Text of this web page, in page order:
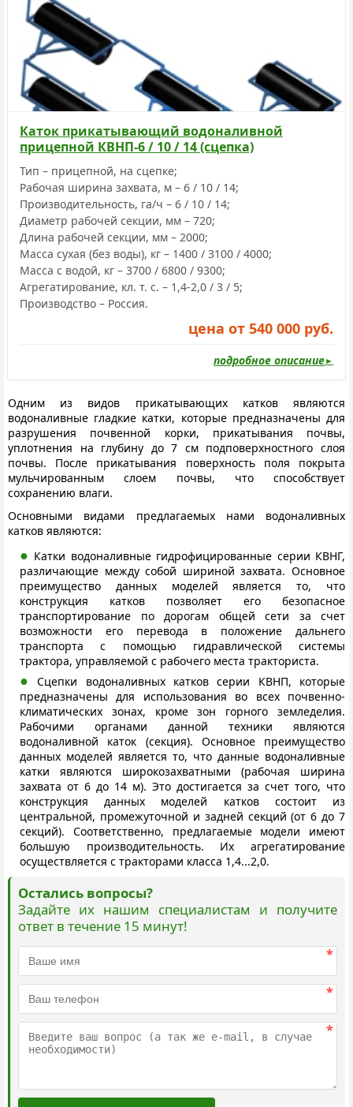
Каток прикатывающий водоналивной
прицепной КВНП-6 / 10 / 14 (сцепка)
Тип – прицепной, на сцепке;
Рабочая ширина захвата, м – 6 / 10 / 14;
Производительность, га/ч – 6 / 10 / 14;
Диаметр рабочей секции, мм – 720;
Длина рабочей секции, мм – 2000;
Масса сухая (без воды), кг – 1400 / 3100 / 4000;
Масса с водой, кг – 3700 / 6800 / 9300;
Агрегатирование, кл. т. с. – 1,4-2,0 / 3 / 5;
Производство – Россия.
цена от 540 000 руб.
подробное описание
Одним из видов прикатывающих катков являются
водоналивные гладкие катки, которые предназначены для
разрушения почвенной корки, прикатывания почвы,
уплотнения на глубину до 7 см подповерхностного слоя
почвы. После прикатывания поверхность поля покрыта
мульчированным слоем почвы, что способствует
сохранению влаги.
Основными видами предлагаемых нами водоналивных
катков являются:
Катки водоналивные гидрофицированные серии КВНГ,
различающие между собой шириной захвата. Основное
преимущество данных моделей является то, что
конструкция катков позволяет его безопасное
транспортирование по дорогам общей сети за счет
возможности его перевода в положение дальнего
транспорта с помощью гидравлической системы
трактора, управляемой с рабочего места тракториста.
Сцепки водоналивных катков серии КВНП, которые
предназначены для использования во всех почвенно-
климатических зонах, кроме зон горного земледелия.
Рабочими органами данной техники являются
водоналивной каток (секция). Основное преимущество
данных моделей является то, что данные водоналивные
катки являются широкозахватными (рабочая ширина
захвата от 6 до 14 м). Это достигается за счет того, что
конструкция данных моделей катков состоит из
центральной, промежуточной и задней секций (от 6 до 7
секций). Соответственно, предлагаемые модели имеют
большую производительность. Их агрегатирование
осуществляется с тракторами класса 1,4...2,0.
Остались вопросы?
Задайте их нашим специалистам и получите
ответ в течение 15 минут!
*
*
*